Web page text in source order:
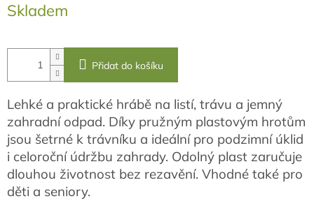
cena:
Skladem
Přidat do košíku
Lehké a praktické hrábě na listí, trávu a jemný
zahradní odpad. Díky pružným plastovým hrotům
jsou šetrné k trávníku a ideální pro podzimní úklid
i celoroční údržbu zahrady. Odolný plast zaručuje
dlouhou životnost bez rezavění. Vhodné také pro
děti a seniory.